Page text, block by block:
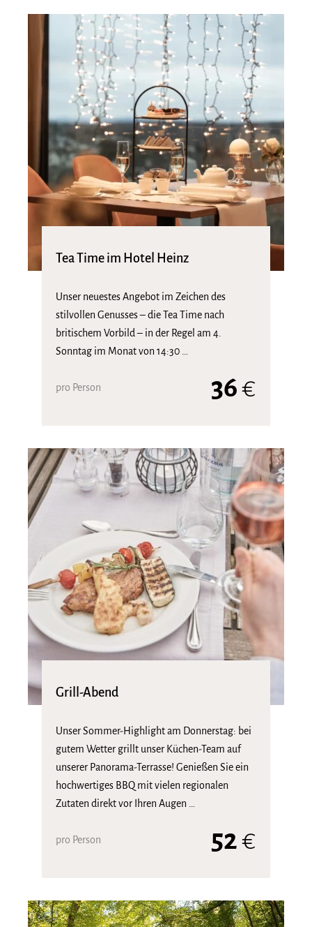
Tea Time im Hotel Heinz
Unser neuestes Angebot im Zeichen des
stilvollen Genusses – die Tea Time nach
britischem Vorbild – in der Regel am 4.
Sonntag im Monat von 14:30 …
pro Person 36€
Grill-Abend
Unser Sommer-Highlight am Donnerstag: bei
gutem Wetter grillt unser Küchen-Team auf
unserer Panorama-Terrasse! Genießen Sie ein
hochwertiges BBQ mit vielen regionalen
Zutaten direkt vor Ihren Augen …
pro Person 52€